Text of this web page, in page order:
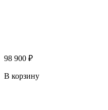
98 900 ₽
В корзину